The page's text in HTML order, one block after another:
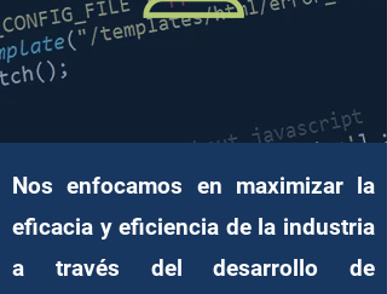
Nos enfocamos en maximizar la
eficacia y eficiencia de la industria
a través del desarrollo de